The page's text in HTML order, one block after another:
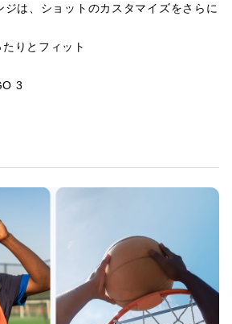
ジは、ショットのカスタマイズをさらに
りとフィット
3